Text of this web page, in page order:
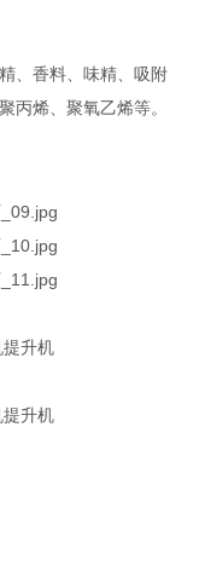
、香料、味精、吸附
丙烯、聚氧乙烯等。